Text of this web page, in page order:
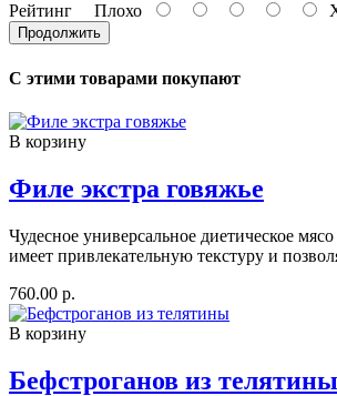
Рейтинг Плохо
Продолжить
С этими товарами покупают
В корзину
Филе экстра говяжье
Чудесное универсальное диетическое
имеет привлекательную текстуру и
760.00 р.
В корзину
Бефстроганов из телятины